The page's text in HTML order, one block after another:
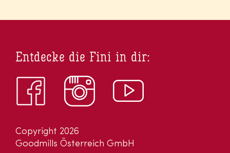
Copyright 2026
Goodmills Österreich GmbH
Entdecke die Fini in dir: